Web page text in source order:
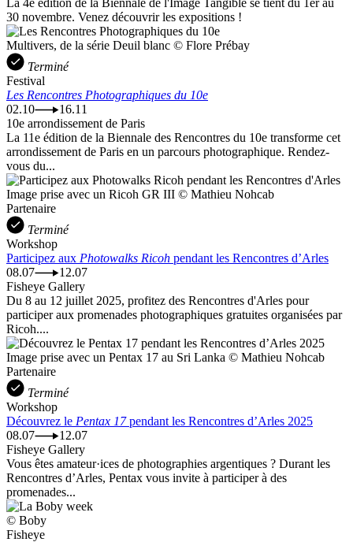
30 novembre. Venez découvrir les expositions !
Multivers, de la série Deuil blanc © Flore Prébay
Terminé
Festival
Les Rencontres Photographiques du 10e
02.10
16.11
10e arrondissement de Paris
La 11e édition de la Biennale des Rencontres du 10e transforme cet
arrondissement de Paris en un parcours photographique. Rendez-
vous du...
Image prise avec un Ricoh GR III © Mathieu Nohcab
Partenaire
Terminé
Workshop
Participez aux Photowalks Ricoh pendant les Rencontres d’Arles
08.07
12.07
Fisheye Gallery
Du 8 au 12 juillet 2025, profitez des Rencontres d'Arles pour
participer aux promenades photographiques gratuites organisées par
Ricoh....
Image prise avec un Pentax 17 au Sri Lanka © Mathieu Nohcab
Partenaire
Terminé
Workshop
Découvrez le Pentax 17pendant les Rencontres d’Arles 2025
08.07
12.07
Fisheye Gallery
Vous êtes amateur·ices de photographies argentiques ? Durant les
Rencontres d’Arles, Pentax vous invite à participer à des
promenades...
© Boby
Fisheye